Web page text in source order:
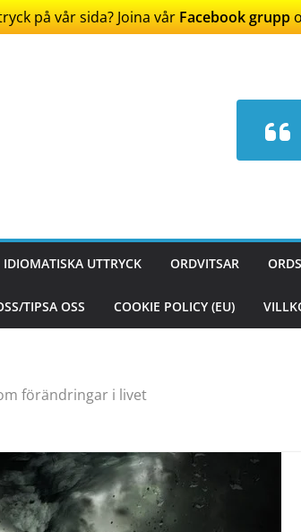
på vår sida? Joina vårFacebook grupp
IDIOMATISKA UTTRYCK ORDVITSAR
TIPSA OSS COOKIE POLICY (EU)
förändringar i livet